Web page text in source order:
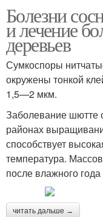
Болезни
и лечение
деревьев
Сумкоспоры
окружены тонкой
1,5—2 мкм.
Заболевание шютте
районах
способствует
температура.
после влажного
читать дальше →